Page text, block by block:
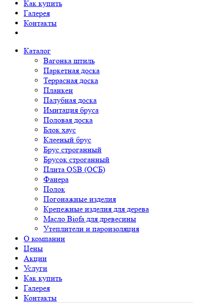
Как купить
Галерея
Контакты
Каталог
Вагонка штиль
Паркетная доска
Террасная доска
Планкен
Палубная доска
Имитация бруса
Половая доска
Блок хаус
Клееный брус
Брус строганный
Брусок строганный
Плита OSB (ОСБ)
Фанера
Полок
Погонажные изделия
Крепежные изделия для дерева
Масло Biofa для древесины
Утеплители и пароизоляция
О компании
Цены
Акции
Услуги
Как купить
Галерея
Контакты